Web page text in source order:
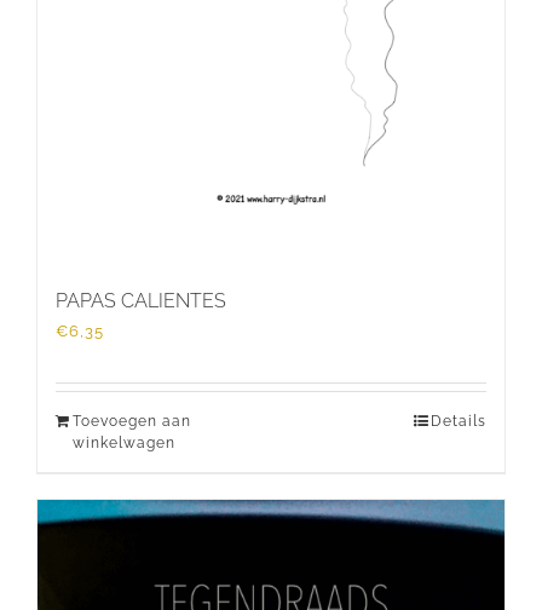
PAPAS CALIENTES
€6,35
Toevoegen aan
winkelwagen
Details